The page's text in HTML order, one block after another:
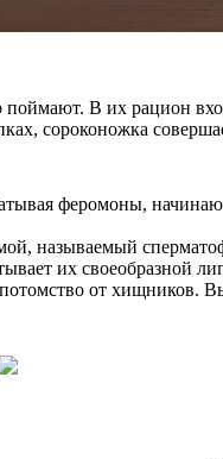
В их рацион
сороконожка
феромоны,
называемый
их своеобразной
от хищников.